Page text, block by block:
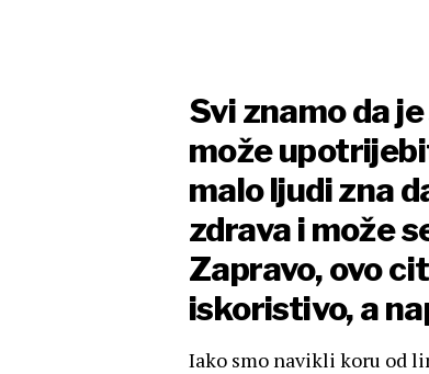
Svi znamo da
može
malo ljudi zna
zdrava i može
Zapravo, ovo
iskoristivo, a
Iako smo navikli koru od